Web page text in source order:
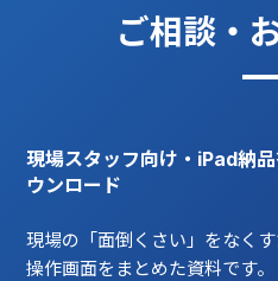
ご相談・
現場スタッフ向け・iPad納
ウンロード
現場の「面倒くさい」をなく
操作画面をまとめた資料です。